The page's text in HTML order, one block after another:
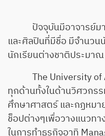
ปัจจุบันมีอาจารย์มา
และศิลปินที่มีชื่อ มีจำนวน
นักเรียนต่างชาติประมา
The University of
ทุกด้านทั้งในด้านวิศวก
ศึกษาศาสตร์ และกฏหมา
ช็อปต่างๆเพื่อวางแนวท
ในการทำธุรกิจอาทิ